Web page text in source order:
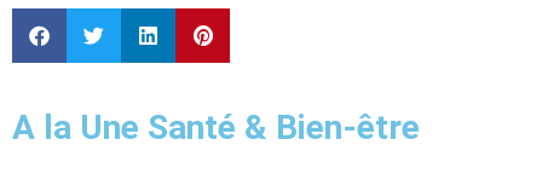
A la Une Santé & Bien-être